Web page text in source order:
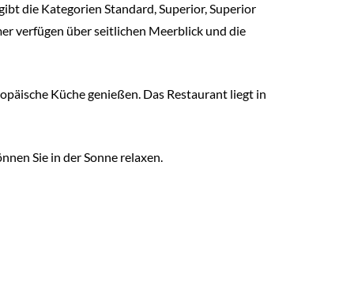
die Kategorien Standard, Superior, Superior
verfügen über seitlichen Meerblick und die
Küche genießen. Das Restaurant liegt in
Sie in der Sonne relaxen.